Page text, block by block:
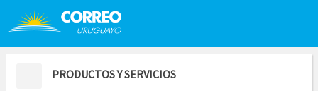
Saltar al contenido
PRODUCTOS Y SERVICIOS